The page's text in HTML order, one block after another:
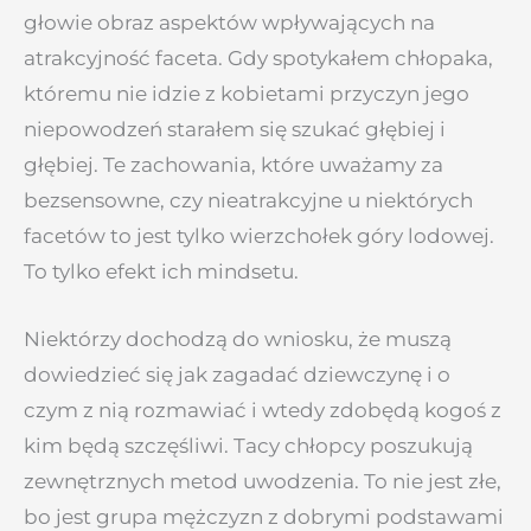
głowie obraz aspektów wpływających na
atrakcyjność faceta. Gdy spotykałem chłopaka,
któremu nie idzie z kobietami przyczyn jego
niepowodzeń starałem się szukać głębiej i
głębiej. Te zachowania, które uważamy za
bezsensowne, czy nieatrakcyjne u niektórych
facetów to jest tylko wierzchołek góry lodowej.
To tylko efekt ich mindsetu.
Niektórzy dochodzą do wniosku, że muszą
dowiedzieć się jak zagadać dziewczynę i o
czym z nią rozmawiać i wtedy zdobędą kogoś z
kim będą szczęśliwi. Tacy chłopcy poszukują
zewnętrznych metod uwodzenia. To nie jest złe,
bo jest grupa mężczyzn z dobrymi podstawami